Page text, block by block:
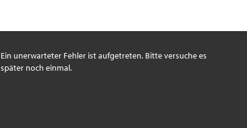
Ein unerwarteter Fehler ist aufgetreten. Bitte versuche es
später noch einmal.